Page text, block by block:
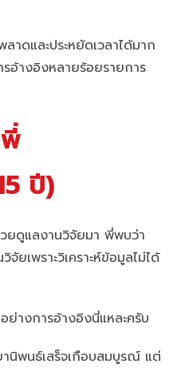
าดและประหยัดเวลาได้มาก
รอ้างอิงหลายร้อยรายการ
ปี)
ยดูแลงานวิจัยมา พี่พบว่า
ยเพราะวิเคราะห์ข้อมูลไม่ได้
ย่างการอ้างอิงนี่แหละครับ
นิพนธ์เสร็จเกือบสมบูรณ์ แต่